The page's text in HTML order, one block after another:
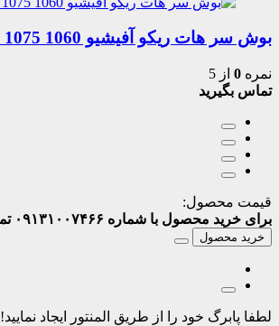
بوش سر هات ریکو آفیشیو 1060 1075 Richo Aficio
نمره 0 از 5
تماس بگیرید
قیمت محصول:
برای خرید محصول با شماره ۰۹۱۳۱۰۰۷۴۶۶ تماس بگیرید
خرید محصول
لطفا پابرگ خود را از طریق المنتور ایجاد نمایید!